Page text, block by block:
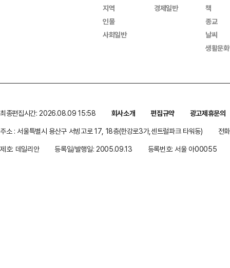
지역
인물
사회일반
경제일반
책
종교
날씨
생활문
최종편집시간: 2026.08.09 15:58 회사소개 편집규약
광고제휴문의
주소 : 서울특별시 용산구 서빙고로 17, 18층(한강로3가,센트럴파크 타워동)
전
제호: 데일리안
등록일/발행일: 2005.09.13 등록번호: 서울 아00055